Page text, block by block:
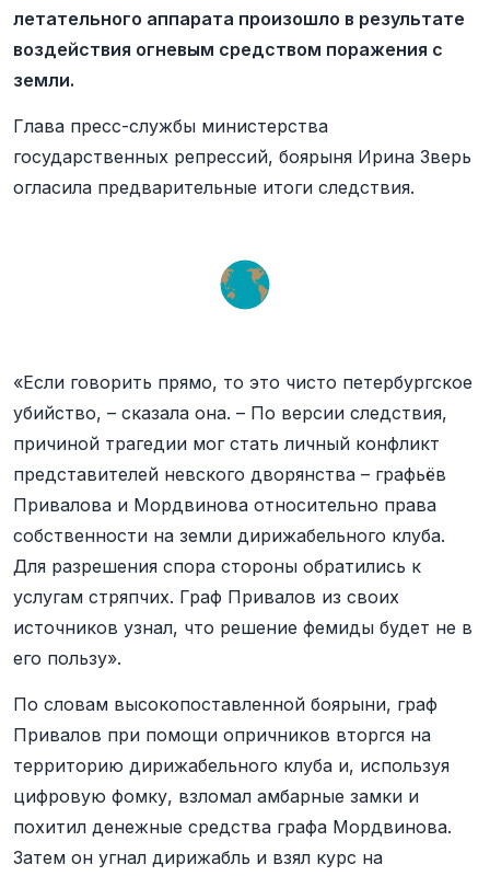
летательного аппарата произошло в результате
воздействия огневым средством поражения с
земли.
Глава пресс-службы министерства
государственных репрессий, боярыня Ирина Зверь
огласила предварительные итоги следствия.
«Если говорить прямо, то это чисто петербургское
убийство, – сказала она. – По версии следствия,
причиной трагедии мог стать личный конфликт
представителей невского дворянства – графьёв
Привалова и Мордвинова относительно права
собственности на земли дирижабельного клуба.
Для разрешения спора стороны обратились к
услугам стряпчих. Граф Привалов из своих
источников узнал, что решение фемиды будет не в
его пользу».
По словам высокопоставленной боярыни, граф
Привалов при помощи опричников вторгся на
территорию дирижабельного клуба и, используя
цифровую фомку, взломал амбарные замки и
похитил денежные средства графа Мордвинова.
Затем он угнал дирижабль и взял курс на